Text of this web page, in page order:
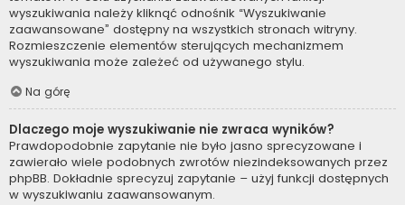
wyszukiwania należy kliknąć odnośnik “Wyszukiwanie
zaawansowane” dostępny na wszystkich stronach witryny.
Rozmieszczenie elementów sterujących mechanizmem
wyszukiwania może zależeć od używanego stylu.
Na górę
Dlaczego moje wyszukiwanie nie zwraca wyników?
Prawdopodobnie zapytanie nie było jasno sprecyzowane i
zawierało wiele podobnych zwrotów niezindeksowanych przez
phpBB. Dokładnie sprecyzuj zapytanie – użyj funkcji dostępnych
w wyszukiwaniu zaawansowanym.